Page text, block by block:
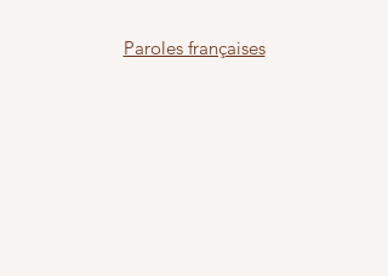
Paroles françaises